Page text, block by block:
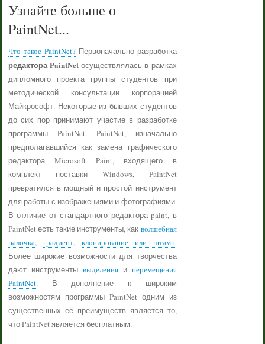
Узнайте больше о
PaintNet...
Что такое PaintNet?Первоначально разработка
редактора PaintNet осуществлялась в рамках
дипломного проекта группы студентов при
методической консультации корпорацией
Майкрософт. Некоторые из бывших студентов
до сих пор принимают участие в разработке
программы PaintNet. PaintNet, изначально
предполагавшийся как замена графического
редактора Microsoft Paint, входящего в
комплект поставки Windows, PaintNet
превратился в мощный и простой инструмент
для работы с изображениями и фотографиями.
В отличие от стандартного редактора paint, в
PaintNet есть такие инструменты, как волшебная
палочка, градиент, клонирование или штамп.
Более широкие возможности для творчества
дают инструменты выделенияи перемещения
PaintNet. В дополнение к широким
возможностям программы PaintNet одним из
существенных её преимуществ является то,
что PaintNet является бесплатным.